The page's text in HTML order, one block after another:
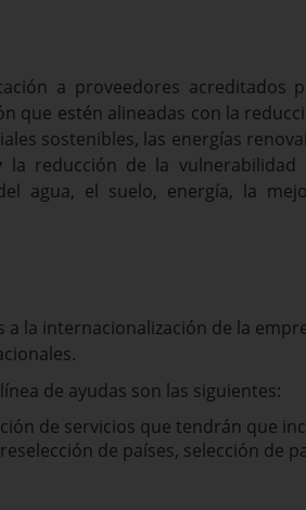
a proveedores acreditados
estén alineadas con la
sostenibles, las energías
reducción de la vulnerabilidad
agua, el suelo, energía, la
la internacionalización de la
de ayudas son las siguientes:
de servicios que tendrán que
de países, selección de